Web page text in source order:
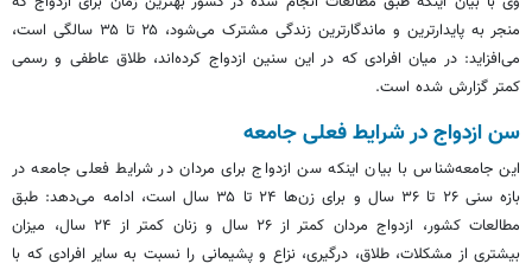
منجر به پایدارترین و ماندگارترین زندگی مشترک می‌شود، ۲۵ تا ۳۵ سالگی است،
می‌افزاید: در میان افرادی که در این سنین ازدواج کرده‌اند، طلاق عاطفی و رسمی
کمتر گزارش شده است.
سن ازدواج در شرایط فعلی جامعه
این جامعه‌شناس با بیان اینکه سن ازدواج برای مردان در شرایط فعلی جامعه در
بازه سنی ۲۶ تا ۳۶ سال و برای زن‌ها ۲۴ تا ۳۵ سال است، ادامه می‌دهد: طبق
مطالعات کشور، ازدواج مردان کمتر از ۲۶ سال و زنان کمتر از ۲۴ سال، میزان
بیشتری از مشکلات، طلاق، درگیری، نزاع و پشیمانی را نسبت به سایر افرادی که با